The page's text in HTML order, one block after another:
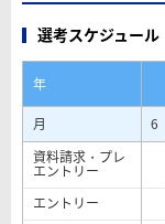
選考スケジュール
年
月
6
資料請求・プレ
エントリー
エントリー